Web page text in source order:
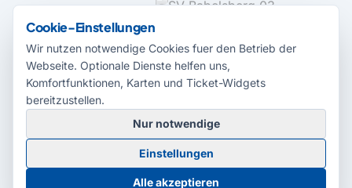
MEDIENPARTNER
© 2026 Radio Potsdam. Webseite entwickelt durch dieMedienagentur
Babelsberg
BarrierefreiheitserklärungAGBDatenschutzImpressum
Cookie-Einstellungen
Wir nutzen notwendige Cookies fuer den Betrieb der
Webseite. Optionale Dienste helfen uns,
Komfortfunktionen, Karten und Ticket-Widgets
bereitzustellen.
Nur notwendige
Einstellungen
Alle akzeptieren